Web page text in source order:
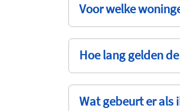
Voor welke
Hoe lang gelden
Wat gebeurt er als